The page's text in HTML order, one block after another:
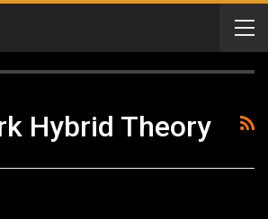
Hybrid Theory